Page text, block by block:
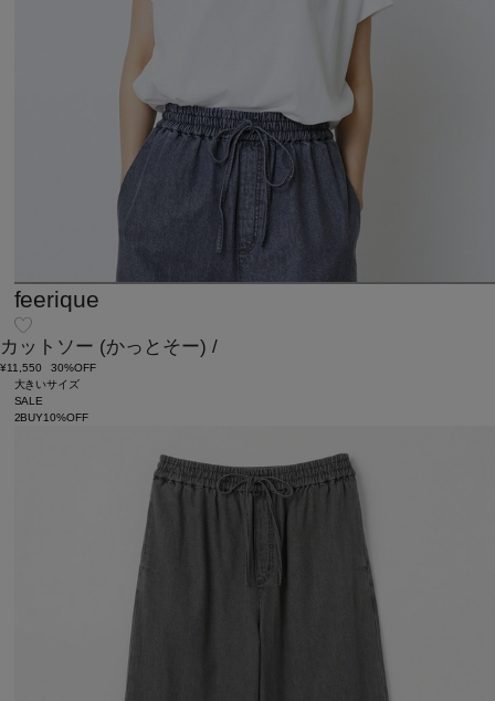
feerique
カットソー (かっとそー) /
¥11,550
30%OFF
大きいサイズ
SALE
2BUY10%OFF